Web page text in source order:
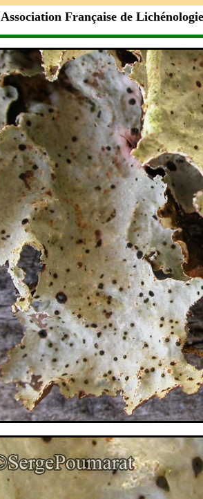
Association Française de Lichénologie